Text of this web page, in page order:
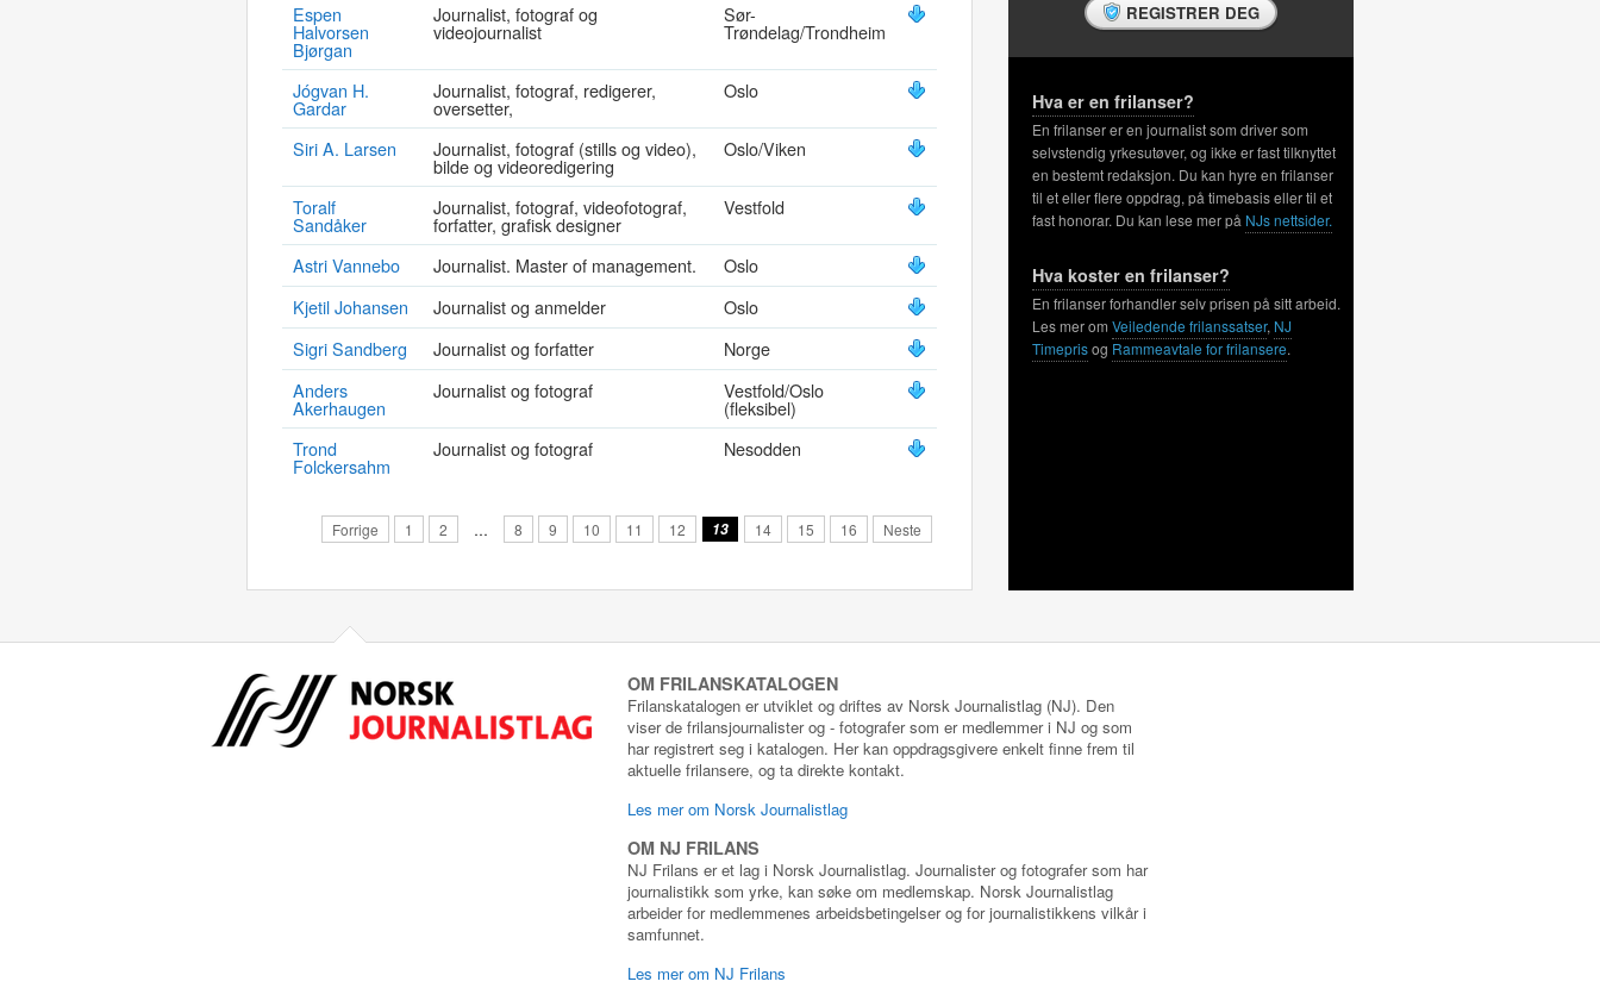
Espen
Halvorsen
Bjørgan
Journalist, fotograf og
videojournalist
Sør-
Trøndelag/Trondheim
Jógvan H.
Gardar
Journalist, fotograf, redigerer,
oversetter,
Oslo
Siri A. Larsen Journalist, fotograf (stills og video),
bilde og videoredigering
Oslo/Viken
Toralf
Sandåker
Journalist, fotograf, videofotograf,
forfatter, grafisk designer
Vestfold
Astri Vannebo Journalist. Master of management.
Oslo
Kjetil Johansen
Journalist og anmelder
Oslo
Sigri Sandberg
Journalist og forfatter
Norge
Anders
Akerhaugen
Journalist og fotograf Vestfold/Oslo
(fleksibel)
Trond
Folckersahm
Journalist og fotograf Nesodden
Forrige 1 2 … 8 9 10 11 12 13 14 15 16 Neste
REGISTRER DEG
Hva er en frilanser?
En frilanser er en journalist som driver som
selvstendig yrkesutøver, og ikke er fast tilknyttet
en bestemt redaksjon. Du kan hyre en frilanser
til et eller flere oppdrag, på timebasis eller til et
fast honorar. Du kan lese mer på NJs nettsider.
Hva koster en frilanser?
En frilanser forhandler selv prisen på sitt arbeid.
Les mer om Veiledende frilanssatser, NJ
Timeprisog Rammeavtale for frilansere.
OM FRILANSKATALOGEN
Frilanskatalogen er utviklet og driftes av Norsk Journalistlag (NJ). Den
viser de frilansjournalister og - fotografer som er medlemmer i NJ og som
har registrert seg i katalogen. Her kan oppdragsgivere enkelt finne frem til
aktuelle frilansere, og ta direkte kontakt.
Les mer om Norsk Journalistlag
OM NJ FRILANS
NJ Frilans er et lag i Norsk Journalistlag. Journalister og fotografer som har
journalistikk som yrke, kan søke om medlemskap. Norsk Journalistlag
arbeider for medlemmenes arbeidsbetingelser og for journalistikkens vilkår i
samfunnet.
Les mer om NJ Frilans